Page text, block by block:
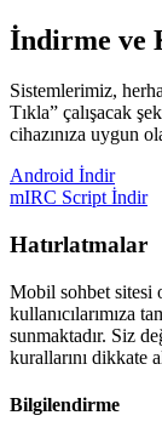
İndirme ve
Sistemlerimiz,
Tıkla” çalışacak
cihazınıza uygun
Android İndir
mIRC Script İndir
Hatırlatmalar
Mobil sohbet sitesi
kullanıcılarımıza
sunmaktadır. Siz
kurallarını dikkate
Bilgilendirme